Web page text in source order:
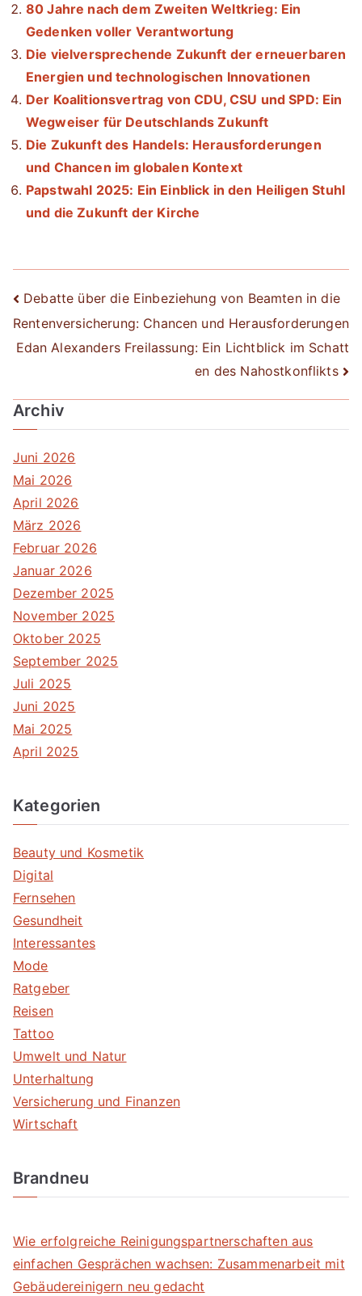
80 Jahre nach dem Zweiten Weltkrieg: Ein
Gedenken voller Verantwortung
Die vielversprechende Zukunft der erneuerbaren
Energien und technologischen Innovationen
Der Koalitionsvertrag von CDU, CSU und SPD: Ein
Wegweiser für Deutschlands Zukunft
Die Zukunft des Handels: Herausforderungen
und Chancen im globalen Kontext
Papstwahl 2025: Ein Einblick in den Heiligen Stuhl
und die Zukunft der Kirche
Beitrags-
Navigation
Debatte über die Einbeziehung von Beamten in die
Rentenversicherung: Chancen und Herausforderungen
Edan Alexanders Freilassung: Ein Lichtblick im Schatt
en des Nahostkonflikts
Archiv
Juni 2026
Mai 2026
April 2026
März 2026
Februar 2026
Januar 2026
Dezember 2025
November 2025
Oktober 2025
September 2025
Juli 2025
Juni 2025
Mai 2025
April 2025
Kategorien
Beauty und Kosmetik
Digital
Fernsehen
Gesundheit
Interessantes
Mode
Ratgeber
Reisen
Tattoo
Umwelt und Natur
Unterhaltung
Versicherung und Finanzen
Wirtschaft
Brandneu
Wie erfolgreiche Reinigungspartnerschaften aus
einfachen Gesprächen wachsen: Zusammenarbeit mit
Gebäudereinigern neu gedacht